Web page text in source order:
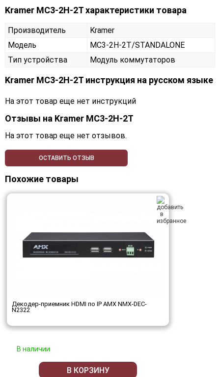
Kramer MC3-2H-2T характеристики товара
Производитель
Kramer
Модель
MC3-2H-2T/STANDALONE
Тип устройства
Модуль коммутаторов
Kramer MC3-2H-2T инструкция на русском языке
На этот товар еще нет инструкций
Отзывы на Kramer MC3-2H-2T
На этот товар еще нет отзывов.
ОСТАВИТЬ ОТЗЫВ
Похожие товары
Декодер-приемник HDMI по IP AMX NMX-DEC-
N2322
В наличии
В КОРЗИНУ